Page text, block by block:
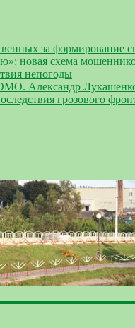
за формирование
новая схема
непогоды
Александр
грозового